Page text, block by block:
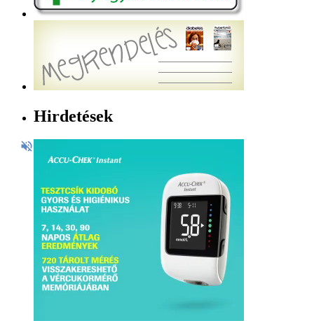
Hirdetések